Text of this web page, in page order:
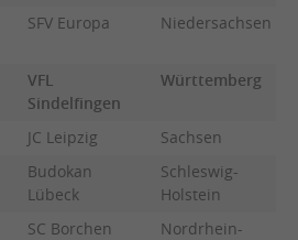
SFV Europa Niedersachsen
VFL
Sindelfingen
Württemberg
JC Leipzig
Sachsen
Budokan
Lübeck
Schleswig-
Holstein
SC Borchen
Nordrhein-